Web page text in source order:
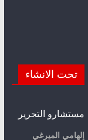
تحت الانشاء
مستشارو التحرير
إلهامي الميرغي